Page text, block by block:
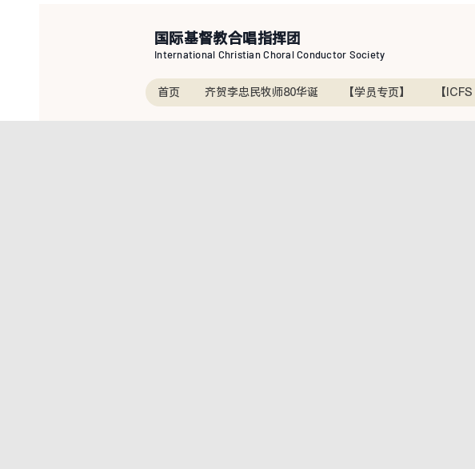
国际基督教合唱指挥团
International Christian Choral Conductor Society
首页 齐贺李忠民牧师80华诞 【学员专页】 【